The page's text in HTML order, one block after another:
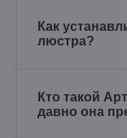
Как
люстра?
Кто такой
давно она